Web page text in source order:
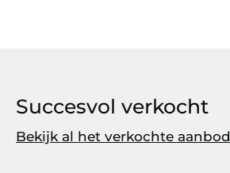
Succesvol verkocht
Bekijk al het verkochte aanbod